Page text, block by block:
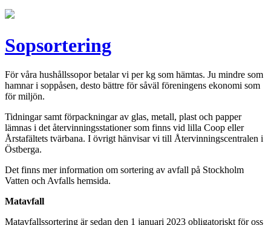
Sopsortering
För våra hushållssopor betalar vi per kg som hämtas. Ju mindre som
hamnar i soppåsen, desto bättre för såväl föreningens ekonomi som
för miljön.
Tidningar samt förpackningar av glas, metall, plast och papper
lämnas i det återvinningsstationer som finns vid lilla Coop eller
Årstafältets tvärbana. I övrigt hänvisar vi till Återvinningscentralen i
Östberga.
Det finns mer information om sortering av avfall på Stockholm
Vatten och Avfalls hemsida.
Matavfall
Matavfallssortering är sedan den 1 januari 2023 obligatoriskt för oss